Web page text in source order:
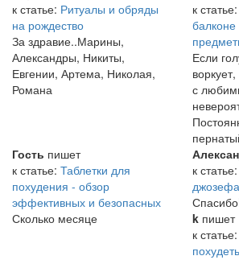
к статье: Ритуалы и обряды
на рождество
За здравие..Марины,
Александры, Никиты,
Евгении, Артема, Николая,
Романа
к статье:
Если
с
Гость пишет
к статье: Таблетки для
похудения - обзор
эффективных и безопасных
Сколько месяце
к статье:
k пишет
к статье: